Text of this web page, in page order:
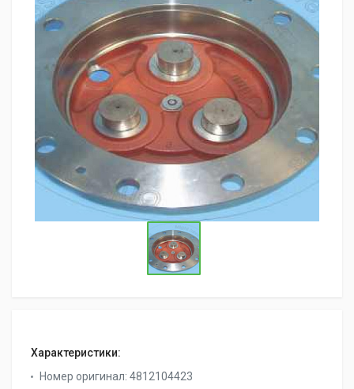
Характеристики:
Номер оригинал: 4812104423